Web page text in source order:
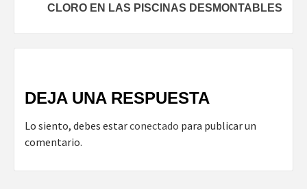
CLORO EN LAS PISCINAS DESMONTABLES
DEJA UNA RESPUESTA
Lo siento, debes estarconectado para publicar un
comentario.